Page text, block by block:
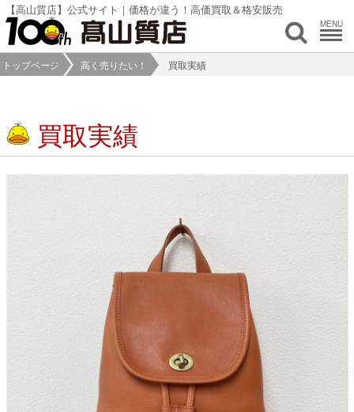
【高山質店】公式サイト｜価格が違う！高価買取＆格安販売
MENU
トップページ 高く売りたい！ 買取実績
買取実績